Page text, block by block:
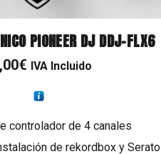
PIONEER DJ DDJ-FLX6
€ IVA Incluido
controlador de 4 canales
de rekordbox y Serato